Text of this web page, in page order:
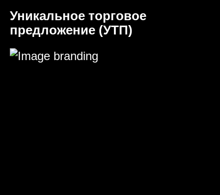
Уникальное торговое
предложение (УТП)